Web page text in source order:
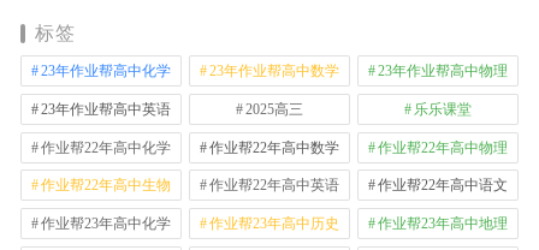
标签
23年作业帮高中化学 23年作业帮高中数学 23年作业帮高中物理
23年作业帮高中英语 2025高三 乐乐课堂
作业帮22年高中化学 作业帮22年高中数学 作业帮22年高中物理
作业帮22年高中生物 作业帮22年高中英语 作业帮22年高中语文
作业帮23年高中化学 作业帮23年高中历史 作业帮23年高中地理